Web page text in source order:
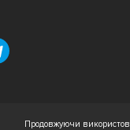
Продовжуючи